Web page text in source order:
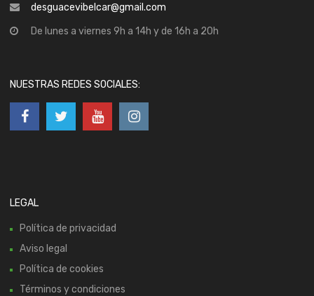
desguacevibelcar@gmail.com
De lunes a viernes 9h a 14h y de 16h a 20h
NUESTRAS REDES SOCIALES:
LEGAL
Política de privacidad
Aviso legal
Política de cookies
Términos y condiciones